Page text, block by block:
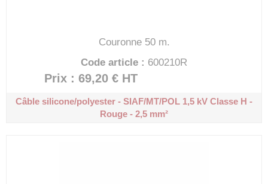
Couronne 50 m.
Code article : 600210R
Prix : 69,20 € HT
Câble silicone/polyester - SIAF/MT/POL 1,5 kV Classe H -
Rouge - 2,5 mm²